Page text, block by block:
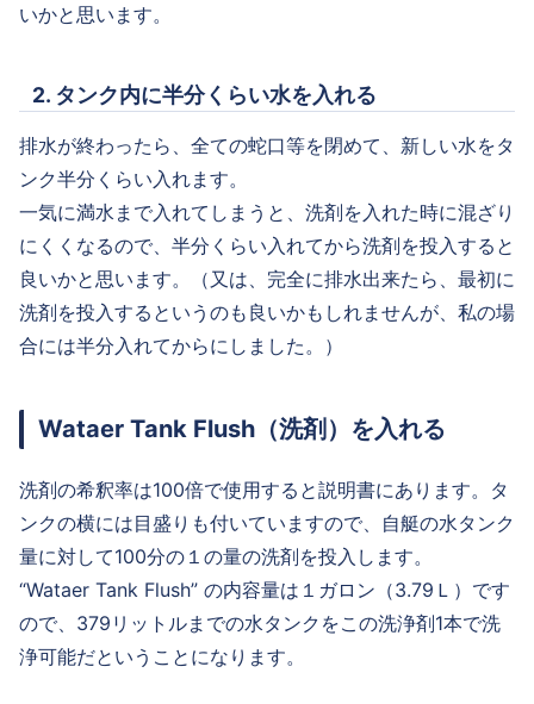
いかと思います。
2. タンク内に半分くらい水を入れる
排水が終わったら、全ての蛇口等を閉めて、新しい水をタ
ンク半分くらい入れます。
一気に満水まで入れてしまうと、洗剤を入れた時に混ざり
にくくなるので、半分くらい入れてから洗剤を投入すると
良いかと思います。（又は、完全に排水出来たら、最初に
洗剤を投入するというのも良いかもしれませんが、私の場
合には半分入れてからにしました。）
Wataer Tank Flush（洗剤）を入れる
洗剤の希釈率は100倍で使用すると説明書にあります。タ
ンクの横には目盛りも付いていますので、自艇の水タンク
量に対して100分の１の量の洗剤を投入します。
“Wataer Tank Flush” の内容量は１ガロン（3.79Ｌ）です
ので、379リットルまでの水タンクをこの洗浄剤1本で洗
浄可能だということになります。